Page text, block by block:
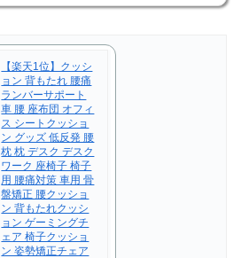
【楽天1位】クッシ
ョン 背もたれ 腰痛
ランバーサポート
車 腰 座布団 オフィ
ス シートクッショ
ン グッズ 低反発 腰
枕 枕 デスク デスク
ワーク 座椅子 椅子
用 腰痛対策 車用 骨
盤矯正 腰クッショ
ン 背もたれクッシ
ョン ゲーミングチ
ェア 椅子クッショ
ン 姿勢矯正チェア